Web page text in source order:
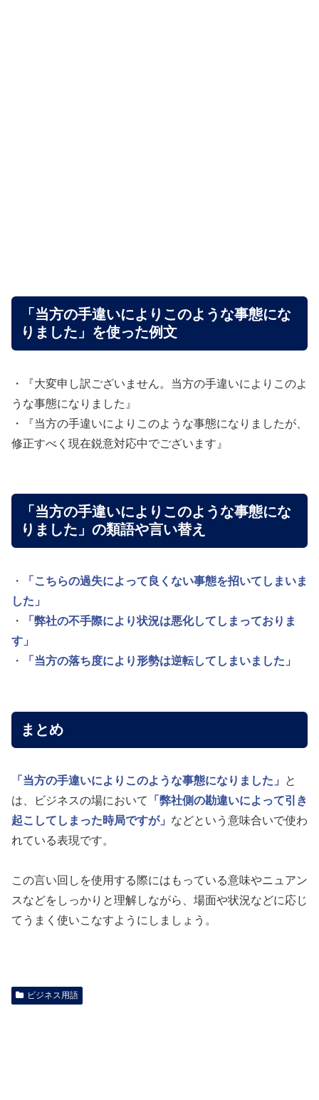
「当方の手違いによりこのような事態にな
りました」を使った例文
・『大変申し訳ございません。当方の手違いによりこのよ
うな事態になりました』
・『当方の手違いによりこのような事態になりましたが、
修正すべく現在鋭意対応中でございます』
「当方の手違いによりこのような事態にな
りました」の類語や言い替え
・
「こちらの過失によって良くない事態を招いてしまいま
した」
・
「弊社の不手際により状況は悪化してしまっておりま
す」
・
「当方の落ち度により形勢は逆転してしまいました」
まとめ
「当方の手違いによりこのような事態になりました」
と
は、ビジネスの場において
「弊社側の勘違いによって引き
起こしてしまった時局ですが」 などという意味合いで使わ
れている表現です。
この言い回しを使用する際にはもっている意味やニュアン
スなどをしっかりと理解しながら、場面や状況などに応じ
てうまく使いこなすようにしましょう。
ビジネス用語